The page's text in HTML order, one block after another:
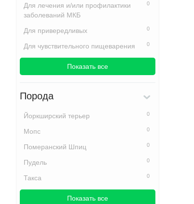
Для лечения и/или профилактики
заболеваний МКБ
0
Для привередливых 0
Для чувствительного пищеварения 0
Показать все
Порода
Йоркширский терьер 0
Мопс 0
Померанский Шпиц 0
Пудель 0
Такса 0
Показать все